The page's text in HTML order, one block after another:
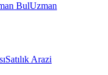
BulUzman
Satılık Arazi